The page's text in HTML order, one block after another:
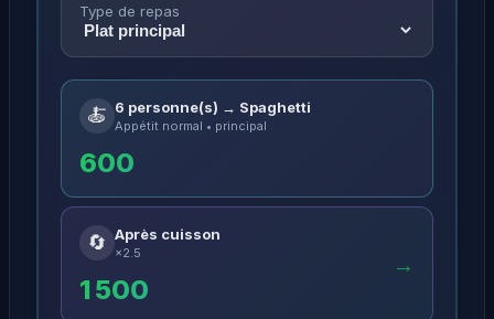
Type de repas
🍝 6 personne(s) → Spaghetti
Appétit normal • principal
600
🔄 Après cuisson
×2.5
1 500
→